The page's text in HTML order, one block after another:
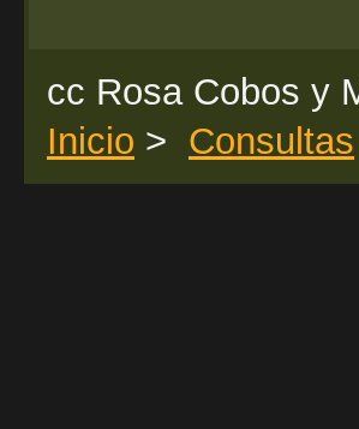
cc Rosa Cobos y
Inicio > Consultas